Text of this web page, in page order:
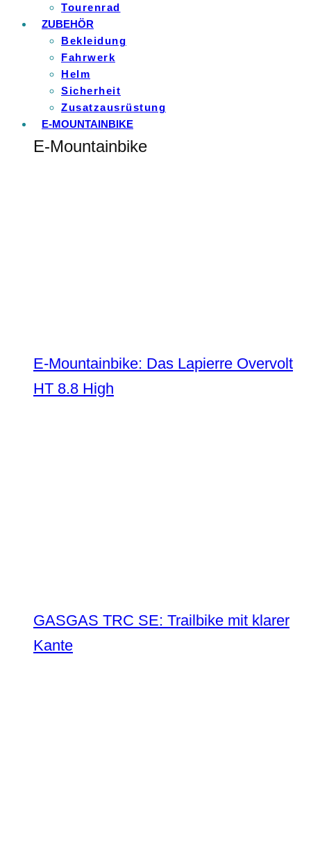
Tourenrad
ZUBEHÖR
Bekleidung
Fahrwerk
Helm
Sicherheit
Zusatzausrüstung
E-MOUNTAINBIKE
E-Mountainbike
E-Mountainbike: Das Lapierre Overvolt
HT 8.8 High
GASGAS TRC SE: Trailbike mit klarer
Kante